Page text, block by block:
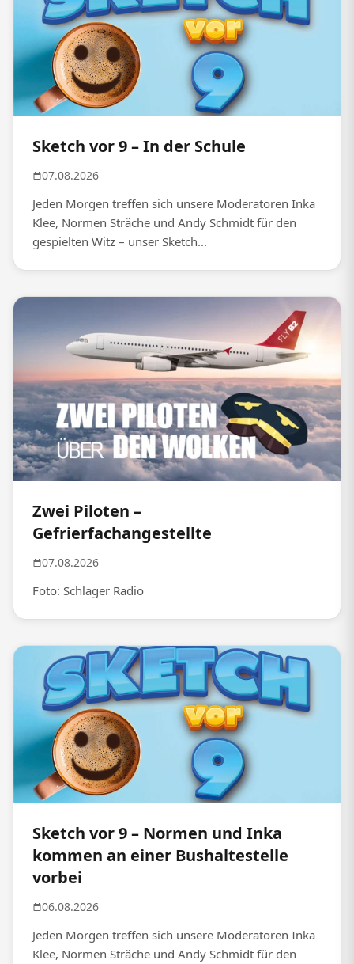
Sketch vor 9 – In der Schule
07.08.2026
Jeden Morgen treffen sich unsere Moderatoren Inka
Klee, Normen Sträche und Andy Schmidt für den
gespielten Witz – unser Sketch...
Zwei Piloten –
Gefrierfachangestellte
07.08.2026
Foto: Schlager Radio
Sketch vor 9 – Normen und Inka
kommen an einer Bushaltestelle
vorbei
06.08.2026
Jeden Morgen treffen sich unsere Moderatoren Inka
Klee, Normen Sträche und Andy Schmidt für den